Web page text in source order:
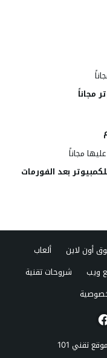
أون لاين
ألعاب
ويب
شروحات تقنية
تقني 101